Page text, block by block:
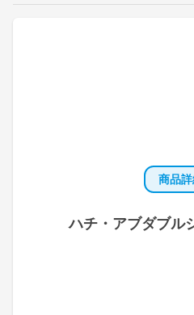
商品
ハチ・アブダブル